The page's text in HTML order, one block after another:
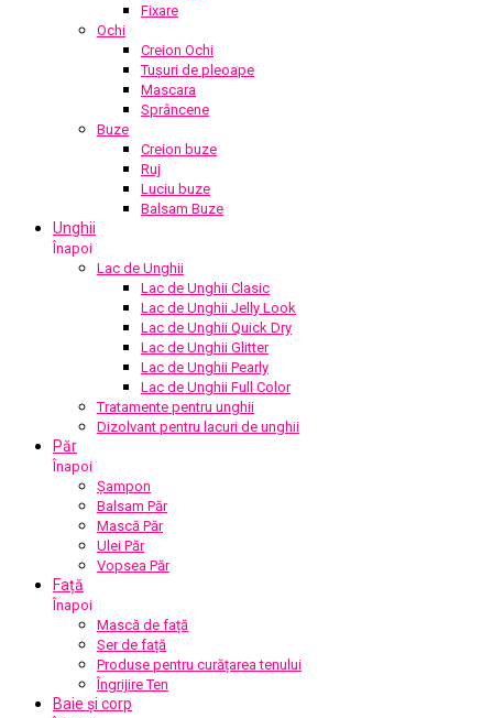
Fixare
Ochi
Creion Ochi
Tușuri de pleoape
Mascara
Sprâncene
Buze
Creion buze
Ruj
Luciu buze
Balsam Buze
Unghii
Înapoi
Lac de Unghii
Lac de Unghii Clasic
Lac de Unghii Jelly Look
Lac de Unghii Quick Dry
Lac de Unghii Glitter
Lac de Unghii Pearly
Lac de Unghii Full Color
Tratamente pentru unghii
Dizolvant pentru lacuri de unghii
Păr
Înapoi
Șampon
Balsam Păr
Mască Păr
Ulei Păr
Vopsea Păr
Față
Înapoi
Mască de față
Ser de față
Produse pentru curățarea tenului
Îngrijire Ten
Baie și corp